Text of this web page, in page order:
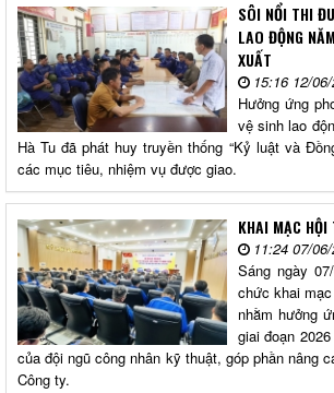
SÔI NỔI THI
LAO ĐỘNG
XUẤT
15:16 12/
Hưởng ứng
vệ sinh lao
Hà Tu đã phát huy truyền thống “Kỷ luật và
các mục tiêu, nhiệm vụ được giao.
KHAI MẠC
11:24 07/
Sáng ngày
chức khai
nhằm hưởng
giai đoạn
của đội ngũ công nhân kỹ thuật, góp phần nâng
Công ty.